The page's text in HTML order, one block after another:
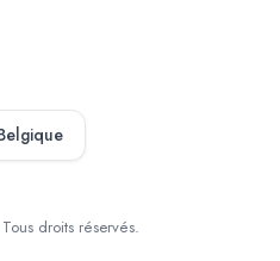
droits réservés.